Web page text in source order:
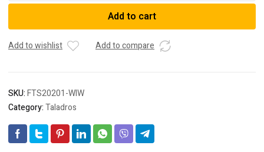
Durmiente
Madera
-
-
Solo
Herramienta
quantity
Add to cart
Add to wishlist Add to compare
SKU:FTS20201-WlW
Category:Taladros